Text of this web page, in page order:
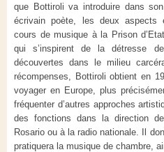
que Bottiroli va introduire dans
écrivain poète, les deux aspects
cours de musique à la Prison
qui s’inspirent de la détresse
découvertes dans le milieu
récompenses, Bottiroli obtient en
voyager en Europe, plus
fréquenter d’autres approches
des fonctions dans la direction
Rosario ou à la radio nationale. Il
pratiquera la musique de chambre,